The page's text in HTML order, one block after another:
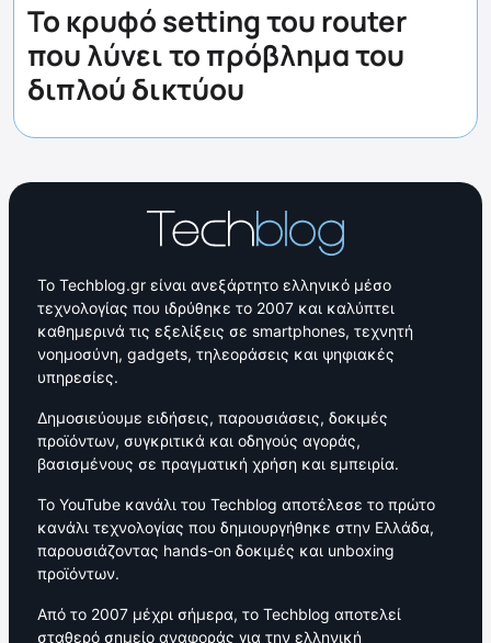
Το κρυφό setting του router
που λύνει το πρόβλημα του
διπλού δικτύου
Το Techblog.gr είναι ανεξάρτητο ελληνικό μέσο
τεχνολογίας που ιδρύθηκε το 2007 και καλύπτει
καθημερινά τις εξελίξεις σε smartphones, τεχνητή
νοημοσύνη, gadgets, τηλεοράσεις και ψηφιακές
υπηρεσίες.
Δημοσιεύουμε ειδήσεις, παρουσιάσεις, δοκιμές
προϊόντων, συγκριτικά και οδηγούς αγοράς,
βασισμένους σε πραγματική χρήση και εμπειρία.
Το YouTube κανάλι του Techblog αποτέλεσε το πρώτο
κανάλι τεχνολογίας που δημιουργήθηκε στην Ελλάδα,
παρουσιάζοντας hands-on δοκιμές και unboxing
προϊόντων.
Από το 2007 μέχρι σήμερα, το Techblog αποτελεί
σταθερό σημείο αναφοράς για την ελληνική